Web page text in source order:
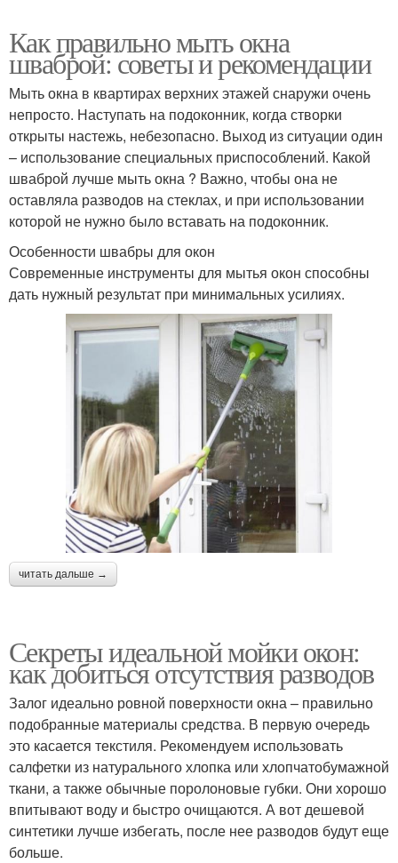
Как правильно мыть окна
шваброй: советы и рекомендации
Мыть окна в квартирах верхних этажей снаружи очень
непросто. Наступать на подоконник, когда створки
открыты настежь, небезопасно. Выход из ситуации один
– использование специальных приспособлений. Какой
шваброй лучше мыть окна ? Важно, чтобы она не
оставляла разводов на стеклах, и при использовании
которой не нужно было вставать на подоконник.
Особенности швабры для окон
Современные инструменты для мытья окон способны
дать нужный результат при минимальных усилиях.
читать дальше →
Секреты идеальной мойки окон:
как добиться отсутствия разводов
Залог идеально ровной поверхности окна – правильно
подобранные материалы средства. В первую очередь
это касается текстиля. Рекомендуем использовать
салфетки из натурального хлопка или хлопчатобумажной
ткани, а также обычные поролоновые губки. Они хорошо
впитывают воду и быстро очищаются. А вот дешевой
синтетики лучше избегать, после нее разводов будут еще
больше.